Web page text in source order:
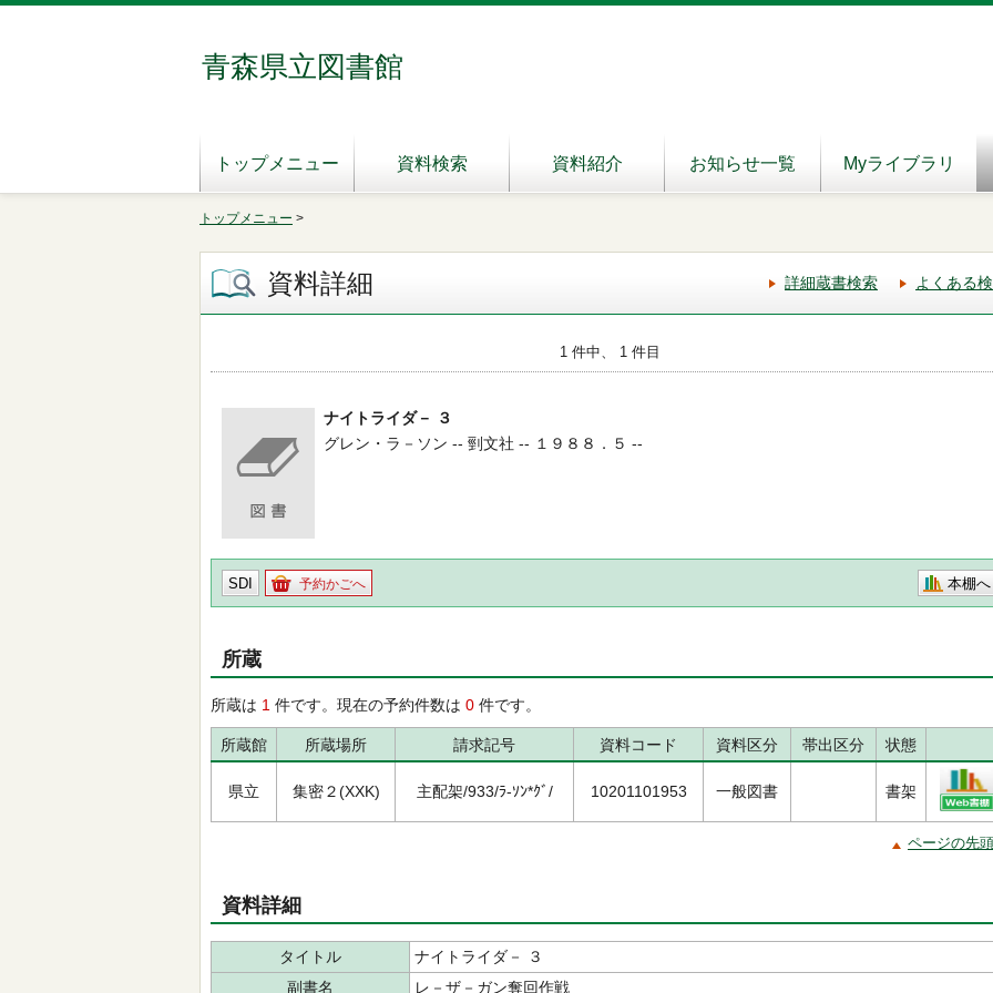
青森県立図書館
トップメニュー 資料検索 資料紹介 お知らせ一覧 Myライブラリ
トップメニュー >
資料詳細 詳細蔵書検索 よくある
1 件中、 1 件目
ナイトライダ－ ３
グレン・ラ－ソン -- 剄文社 -- １９８８．５ --
SDI 予約かごへ 本棚へ
所蔵
所蔵は 1 件です。現在の予約件数は 0 件です。
所蔵館 所蔵場所 請求記号 資料コード 資料区分 帯出区分 状態
県立 集密２(XXK) 主配架/933/ﾗ-ｿﾝ*ｸﾞ/ 10201101953 一般図書 書架
ページの先
資料詳細
タイトル
ナイトライダ－ ３
副書名
レ－ザ－ガン奪回作戦